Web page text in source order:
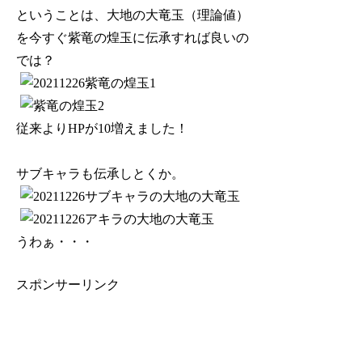
ということは、大地の大竜玉（理論値）
を今すぐ紫竜の煌玉に伝承すれば良いの
では？
従来よりHPが10増えました！
サブキャラも伝承しとくか。
うわぁ・・・
スポンサーリンク